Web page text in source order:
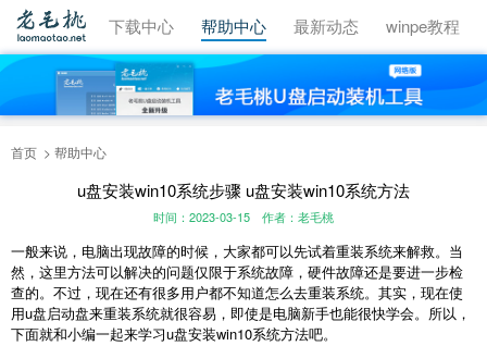
视频教程 下载中心 帮助中心 最新动态 winpe教程
首页 帮助中心
u盘安装win10系统步骤 u盘安装win10系统方法
时间：2023-03-15 作者：老毛桃
一般来说，电脑出现故障的时候，大家都可以先试着重装系统来解救。当
然，这里方法可以解决的问题仅限于系统故障，硬件故障还是要进一步检
查的。不过，现在还有很多用户都不知道怎么去重装系统。其实，现在使
用u盘启动盘来重装系统就很容易，即使是电脑新手也能很快学会。所以，
下面就和小编一起来学习u盘安装win10系统方法吧。